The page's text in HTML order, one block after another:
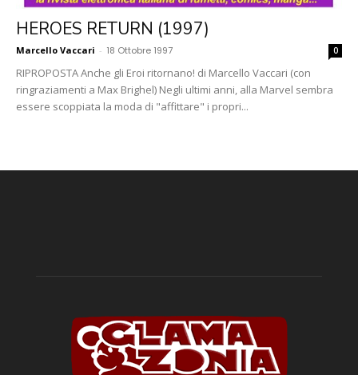
HEROES RETURN (1997)
Marcello Vaccari - 18 Ottobre 1997 0
RIPROPOSTA Anche gli Eroi ritornano! di Marcello Vaccari (con
ringraziamenti a Max Brighel) Negli ultimi anni, alla Marvel sembra
essere scoppiata la moda di "affittare" i propri...